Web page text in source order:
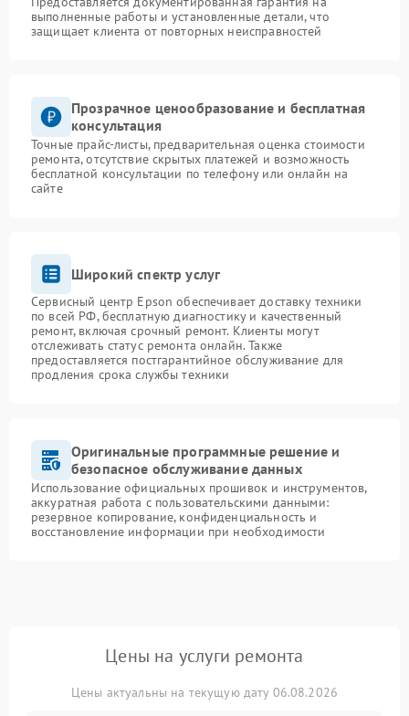
выполненные работы и установленные детали, что
защищает клиента от повторных неисправностей
Прозрачное ценообразование и бесплатная
консультация
Точные прайс-листы, предварительная оценка стоимости
ремонта, отсутствие скрытых платежей и возможность
бесплатной консультации по телефону или онлайн на
сайте
Широкий спектр услуг
Сервисный центр Epson обеспечивает доставку техники
по всей РФ, бесплатную диагностику и качественный
ремонт, включая срочный ремонт. Клиенты могут
отслеживать статус ремонта онлайн. Также
предоставляется постгарантийное обслуживание для
продления срока службы техники
Оригинальные программные решение и
безопасное обслуживание данных
Использование официальных прошивок и инструментов,
аккуратная работа с пользовательскими данными:
резервное копирование, конфиденциальность и
восстановление информации при необходимости
Цены на услуги ремонта
Цены актуальны на текущую дату 06.08.2026